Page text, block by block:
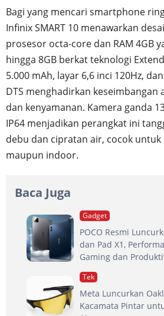
Bagi yang mencari smartphone
Infinix SMART 10 menawarkan
prosesor octa-core dan RAM 4GB
hingga 8GB berkat teknologi
5.000 mAh, layar 6,6 inci 120Hz,
DTS menghadirkan keseimbangan
dan kenyamanan. Kamera ganda
IP64 menjadikan perangkat ini
debu dan cipratan air, cocok
maupun indoor.
Baca Juga
Gadget
POCO Resmi
dan Pad X1,
Gaming dan
Tek
Meta Luncurkan
Kacamata Pintar